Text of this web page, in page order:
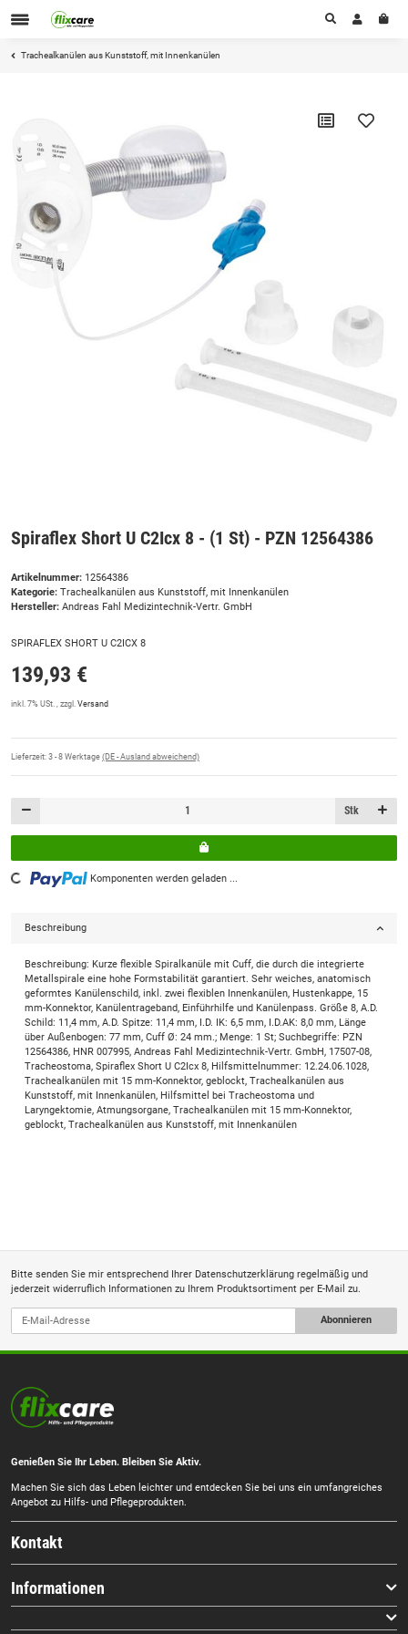
Trachealkanülen aus Kunststoff, mit Innenkanülen
Spiraflex Short U C2Icx 8 - (1 St) - PZN 12564386
Artikelnummer: 12564386
Kategorie: Trachealkanülen aus Kunststoff, mit Innenkanülen
Hersteller: Andreas Fahl Medizintechnik-Vertr. GmbH
SPIRAFLEX SHORT U C2ICX 8
139,93 €
inkl. 7% USt. , zzgl. Versand
Lieferzeit: 3 - 8 Werktage (DE - Ausland abweichend)
Stk
Loading... Komponenten werden geladen ...
Beschreibung
Beschreibung: Kurze flexible Spiralkanüle mit Cuff, die durch die integrierte
Metallspirale eine hohe Formstabilität garantiert. Sehr weiches, anatomisch
geformtes Kanülenschild, inkl. zwei flexiblen Innenkanülen, Hustenkappe, 15
mm-Konnektor, Kanülentrageband, Einführhilfe und Kanülenpass. Größe 8, A.D.
Schild: 11,4 mm, A.D. Spitze: 11,4 mm, I.D. IK: 6,5 mm, I.D.AK: 8,0 mm, Länge
über Außenbogen: 77 mm, Cuff Ø: 24 mm.; Menge: 1 St; Suchbegriffe: PZN
12564386, HNR 007995, Andreas Fahl Medizintechnik-Vertr. GmbH, 17507-08,
Tracheostoma, Spiraflex Short U C2Icx 8, Hilfsmittelnummer: 12.24.06.1028,
Trachealkanülen mit 15 mm-Konnektor, geblockt, Trachealkanülen aus
Kunststoff, mit Innenkanülen, Hilfsmittel bei Tracheostoma und
Laryngektomie, Atmungsorgane, Trachealkanülen mit 15 mm-Konnektor,
geblockt, Trachealkanülen aus Kunststoff, mit Innenkanülen
Bitte senden Sie mir entsprechend Ihrer Datenschutzerklärung regelmäßig und
jederzeit widerruflich Informationen zu Ihrem Produktsortiment per E-Mail zu.
Abonnieren
Genießen Sie Ihr Leben. Bleiben Sie Aktiv.
Machen Sie sich das Leben leichter und entdecken Sie bei uns ein umfangreiches
Angebot zu Hilfs- und Pflegeprodukten.
Kontakt
Informationen